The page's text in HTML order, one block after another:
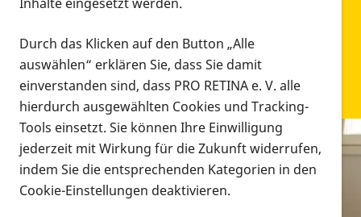
Infomaterial
Infomaterial
Durch das Klicken auf den Button „Alle
auswählen“ erklären Sie, dass Sie damit
einverstanden sind, dass PRO RETINA e. V. alle
hierdurch ausgewählten Cookies und Tracking-
Tools einsetzt. Sie können Ihre Einwilligung
jederzeit mit Wirkung für die Zukunft widerrufen,
indem Sie die entsprechenden Kategorien in den
Cookie-Einstellungen deaktivieren.